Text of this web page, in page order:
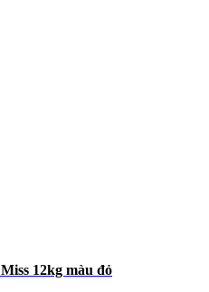
Bình gas COMPOSITE Miss 12kg màu đỏ